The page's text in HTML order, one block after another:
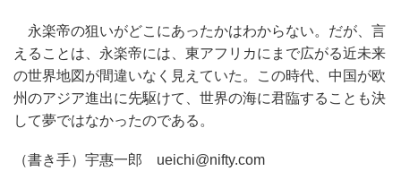
永楽帝の狙いがどこにあったかはわからない。だが、言
えることは、永楽帝には、東アフリカにまで広がる近未来
の世界地図が間違いなく見えていた。この時代、中国が欧
州のアジア進出に先駆けて、世界の海に君臨することも決
して夢ではなかったのである。
（書き手）宇惠一郎 ueichi@nifty.com